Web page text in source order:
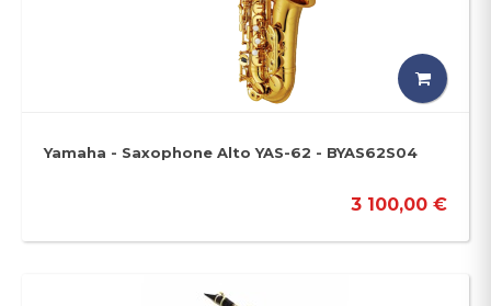
Yamaha - Saxophone Alto YAS-62 - BYAS62S04
3 100,00 €